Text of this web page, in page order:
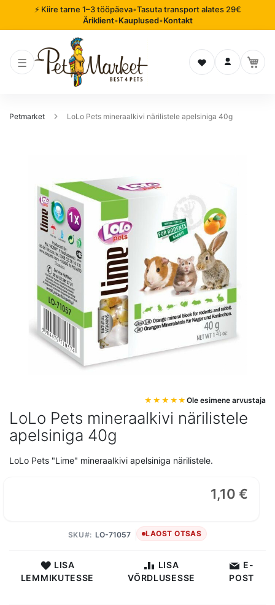
⚡ Kiire tarne 1–3 tööpäeva•Tasuta transport alates 29€
Äriklient•Kauplused•Kontakt
Soovinimekiri
Logi sisse
Petmarket LoLo Pets mineraalkivi närilistele apelsiniga 40g
LoLo Pets mineraalkivi närilistele
apelsiniga 40g
Ole esimene arvustaja
LoLo Pets "Lime" mineraalkivi apelsiniga närilistele.
1,10 €
SKU LO-71057 LAOST OTSAS
LISA
LEMMIKUTESSE
LISA
VÕRDLUSESSE
E-
POST
pildigalerii
algusesse